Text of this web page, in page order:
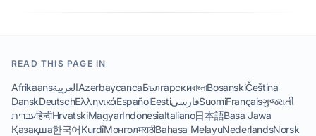
READ THIS PAGE IN
AfrikaansالعربيةAzərbaycancaБългарскиবাংলাBosanskiČeština
DanskDeutschΕλληνικάEspañolEestiفارسیSuomiFrançaisગુજરાતી
עבריתहिन्दीHrvatskiMagyarIndonesiaItaliano日本語Basa Jawa
Қазақша한국어KurdîМонголमराठीBahasa MelayuNederlandsNorsk